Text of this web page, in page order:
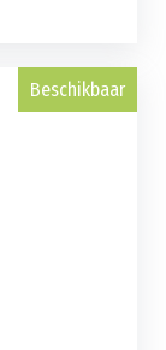
Beschikbaar